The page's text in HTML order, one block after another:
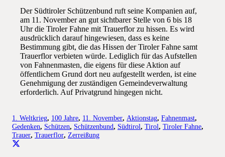
Der Südtiroler Schützenbund ruft seine Kompanien auf,
am 11. November an gut sichtbarer Stelle von 6 bis 18
Uhr die Tiroler Fahne mit Trauerflor zu hissen. Es wird
ausdrücklich darauf hingewiesen, dass es keine
Bestimmung gibt, die das Hissen der Tiroler Fahne samt
Trauerflor verbieten würde. Lediglich für das Aufstellen
von Fahnenmasten, die eigens für diese Aktion auf
öffentlichem Grund dort neu aufgestellt werden, ist eine
Genehmigung der zuständigen Gemeindeverwaltung
erforderlich. Auf Privatgrund hingegen nicht.
1. Weltkrieg, 100 Jahre, 11. November, Aktionstag, Fahnenmast,
Gedenken, Schützen, Schützenbund, Südtirol, Tirol, Tiroler Fahne,
Trauer, Trauerflor, Zerreißung